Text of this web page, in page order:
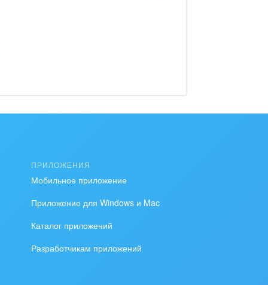
ПРИЛОЖЕНИЯ
Мобильное приложение
Приложение для Windows и Mac
Каталог приложений
Разработчикам приложений